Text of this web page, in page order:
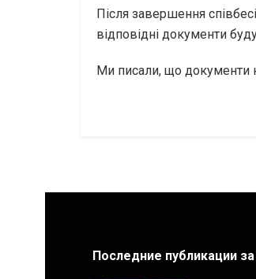
Після завершення
відповідні документи
Ми писали, що документи
Последние публикации